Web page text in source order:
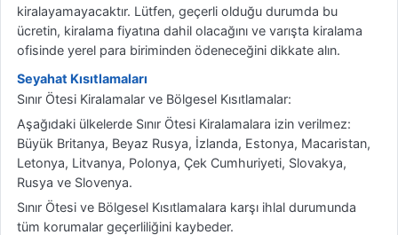
kiralayamayacaktır. Lütfen, geçerli olduğu durumda bu
ücretin, kiralama fiyatına dahil olacağını ve varışta kiralama
ofisinde yerel para biriminden ödeneceğini dikkate alın.
Seyahat Kısıtlamaları
Sınır Ötesi Kiralamalar ve Bölgesel Kısıtlamalar:
Aşağıdaki ülkelerde Sınır Ötesi Kiralamalara izin verilmez:
Büyük Britanya, Beyaz Rusya, İzlanda, Estonya, Macaristan,
Letonya, Litvanya, Polonya, Çek Cumhuriyeti, Slovakya,
Rusya ve Slovenya.
Sınır Ötesi ve Bölgesel Kısıtlamalara karşı ihlal durumunda
tüm korumalar geçerliliğini kaybeder.